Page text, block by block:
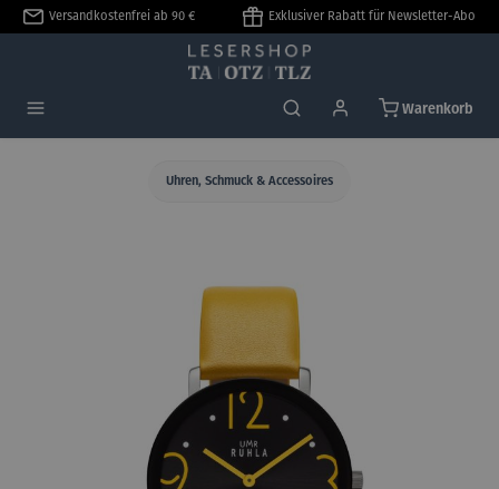
springen
Versandkostenfrei ab 90 € Exklusiver Rabatt für Newsletter-Abo
Warenkorb
Uhren, Schmuck & Accessoires